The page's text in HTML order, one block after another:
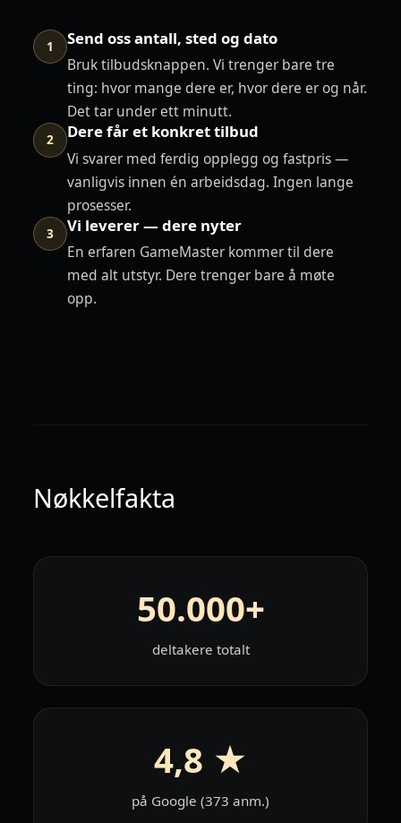
1 Send oss antall, sted og dato
Bruk tilbudsknappen. Vi trenger bare tre
ting: hvor mange dere er, hvor dere er og når.
Det tar under ett minutt.
2 Dere får et konkret tilbud
Vi svarer med ferdig opplegg og fastpris —
vanligvis innen én arbeidsdag. Ingen lange
prosesser.
3 Vi leverer — dere nyter
En erfaren GameMaster kommer til dere
med alt utstyr. Dere trenger bare å møte
opp.
Nøkkelfakta
50.000+
deltakere totalt
4,8 ★
på Google (373 anm.)